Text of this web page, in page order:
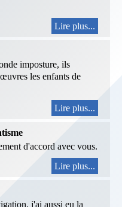
Lire plus...
imposture, ils
les enfants de
Lire plus...
d'accord avec vous.
Lire plus...
j'ai aussi eu la